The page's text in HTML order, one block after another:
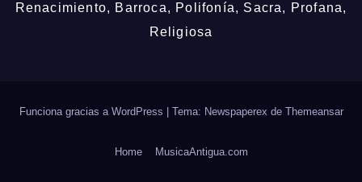
Renacimiento, Barroca, Polifonía, Sacra, Profana,
Religiosa
Funciona gracias a WordPress Tema: Newspaperex de Themeansar
Home MusicaAntigua.com